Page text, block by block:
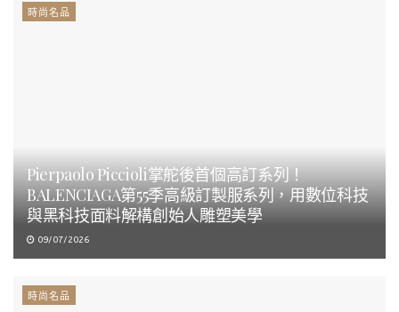
時尚名品
Pierpaolo Piccioli掌舵後首個高訂系列！
BALENCIAGA第55季高級訂製服系列，用數位科技
與黑科技面料解構創始人雕塑美學
09/07/2026
時尚名品